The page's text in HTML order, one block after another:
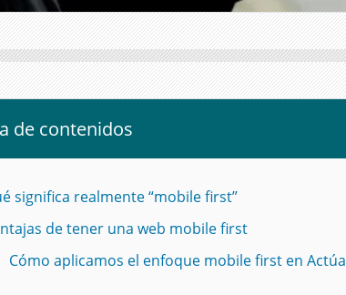
de contenidos
significa realmente “mobile first”
de tener una web mobile first
Cómo aplicamos el enfoque mobile first en Actúa